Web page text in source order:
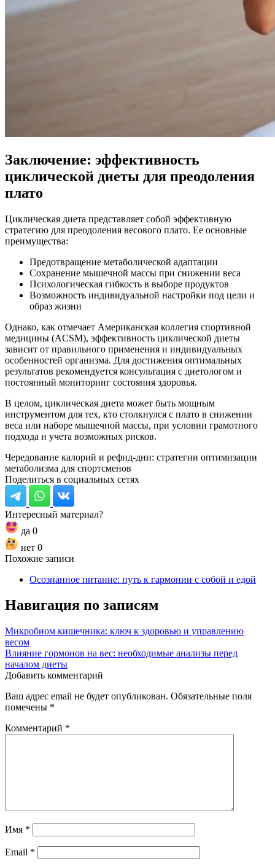
Заключение: эффективность
циклической диеты для преодоления
плато
Циклическая диета представляет собой эффективную
стратегию для преодоления весового плато. Ее основные
преимущества:
Предотвращение метаболической адаптации
Сохранение мышечной массы при снижении веса
Психологическая гибкость в выборе продуктов
Возможность индивидуальной настройки под цели и
образ жизни
Однако, как отмечает Американская коллегия спортивной
медицины (ACSM), эффективность циклической диеты
зависит от правильного применения и индивидуальных
особенностей организма. Для достижения оптимальных
результатов рекомендуется консультация с диетологом и
постоянный мониторинг состояния здоровья.
В целом, циклическая диета может быть мощным
инструментом для тех, кто столкнулся с плато в снижении
веса или наборе мышечной массы, при условии грамотного
подхода и учета возможных рисков.
Чередование калорий и рефид-дни: стратегии оптимизации
метаболизма для спортсменов
Поделиться в социальных сетях
Интересный материал?
да 0
нет 0
Похожие записи
Осознанное питание: путь к гармонии с собой и едой
Навигация по записям
Микробиом кишечника: ключ к здоровью и управлению
весом
Влияние гормонов на вес: необходимые анализы перед
началом диеты
Добавить комментарий
Ваш адрес email не будет опубликован. Обязательные поля
помечены *
Комментарий *
Имя *
Email *